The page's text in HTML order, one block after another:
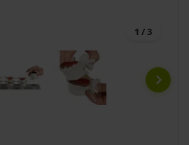
1 / 3